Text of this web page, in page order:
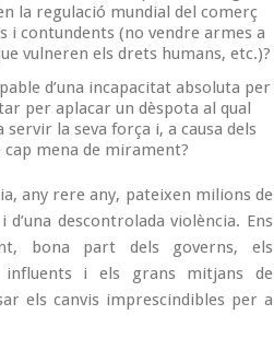
la regulació mundial del comerç
i contundents (no vendre armes a
vulneren els drets humans, etc.)?
d’una incapacitat absoluta per
per aplacar un dèspota al qual
la seva força i, a causa dels
mena de mirament?
any rere any, pateixen milions de
descontrolada violència. Ens
bona part dels governs, els
influents i els grans mitjans de
els canvis imprescindibles per a